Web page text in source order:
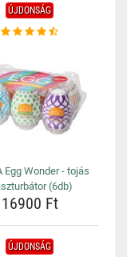
ÚJDONSÁG
Egg Wonder - tojás
(6db)
16900 Ft
ÚJDONSÁG